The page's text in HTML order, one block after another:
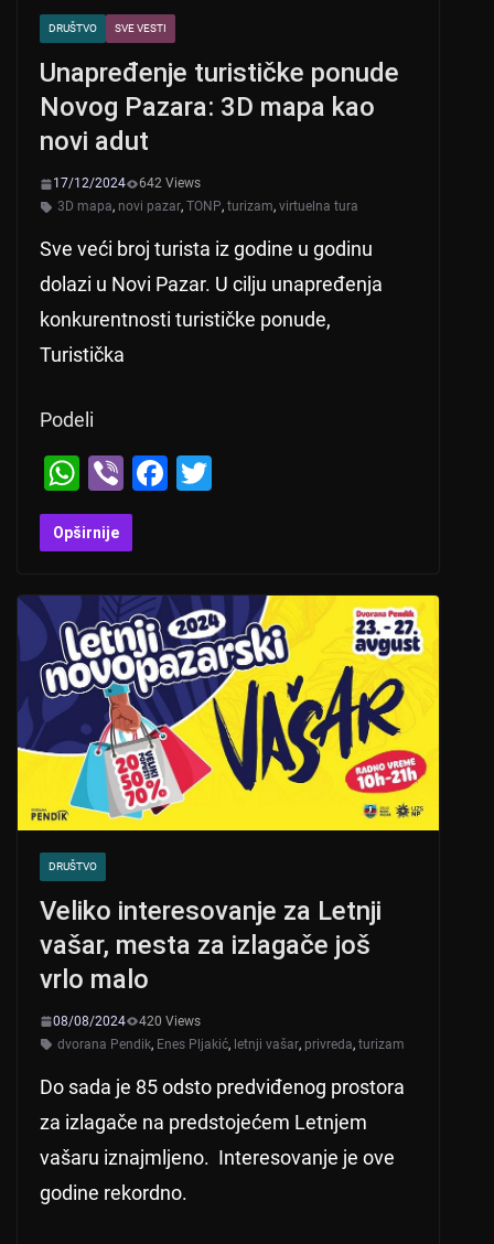
DRUŠTVO SVE VESTI
Unapređenje turističke ponude
Novog Pazara: 3D mapa kao
novi adut
17/12/2024
642 Views
3D mapa, novi pazar, TONP, turizam, virtuelna tura
Sve veći broj turista iz godine u godinu
dolazi u Novi Pazar. U cilju unapređenja
konkurentnosti turističke ponude,
Turistička
Podeli
W
h
at
A
p
p
Vi
b
er
F
b
o
o
k
Opširnije
DRUŠTVO
Veliko interesovanje za Letnji
vašar, mesta za izlagače još
vrlo malo
08/08/2024
420 Views
dvorana Pendik, Enes Pljakić, letnji vašar, privreda, turizam
Do sada je 85 odsto predviđenog prostora
za izlagače na predstojećem Letnjem
vašaru iznajmljeno. Interesovanje je ove
godine rekordno.